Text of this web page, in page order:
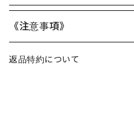
《注意事項》
返品特約について